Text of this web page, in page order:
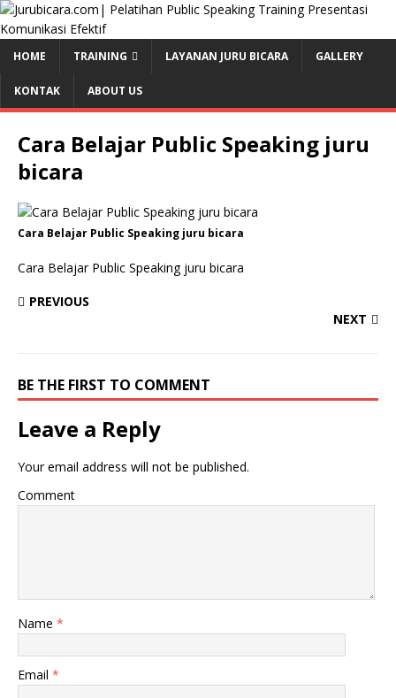
HOME TRAINING LAYANAN JURU BICARA GALLERY
KONTAK ABOUT US
Cara Belajar Public Speaking juru
bicara
Cara Belajar Public Speaking juru bicara
Cara Belajar Public Speaking juru bicara
PREVIOUS
NEXT
BE THE FIRST TO COMMENT
Leave a Reply
Your email address will not be published.
Comment
Name *
Email *